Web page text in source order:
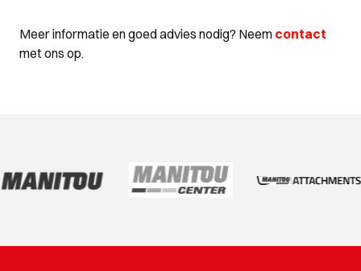
Meer informatie en goed advies nodig? Neem contact
met ons op.